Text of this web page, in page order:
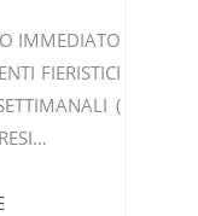
IMMEDIATO
FIERISTICI
(